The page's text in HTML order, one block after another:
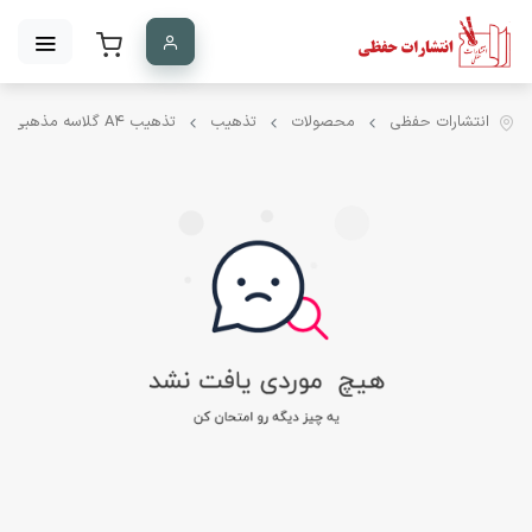
انتشارات حفظی محصولات تذهیب تذهیب A۴ گلاسه مذهبی